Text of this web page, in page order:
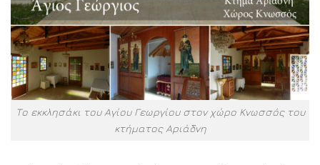
Το εκκλησάκι του Αγίου Γεωργίου στον χώρο Κνωσσός του
κτήματος Αριάδνη